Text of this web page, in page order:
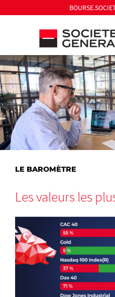
LE BAROMÈTRE
Les valeurs les